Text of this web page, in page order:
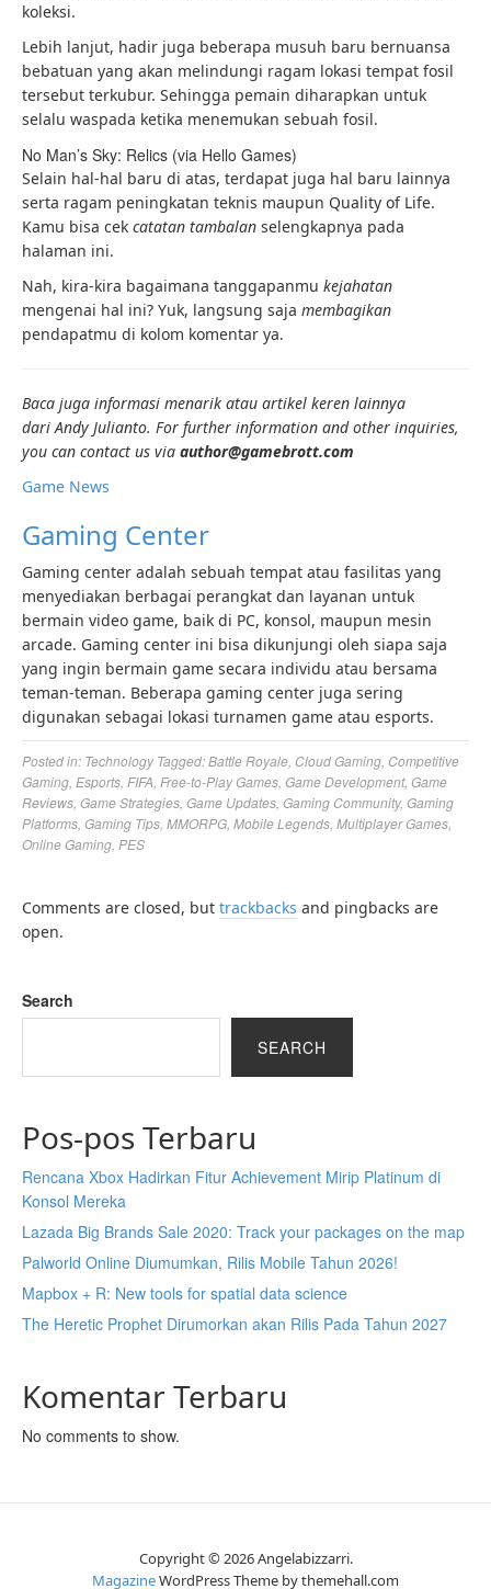
koleksi.
Lebih lanjut, hadir juga beberapa musuh baru bernuansa
bebatuan yang akan melindungi ragam lokasi tempat fosil
tersebut terkubur. Sehingga pemain diharapkan untuk
selalu waspada ketika menemukan sebuah fosil.
No Man’s Sky: Relics (via Hello Games)
Selain hal-hal baru di atas, terdapat juga hal baru lainnya
serta ragam peningkatan teknis maupun Quality of Life.
Kamu bisa cek catatan tambalan selengkapnya pada
halaman ini.
Nah, kira-kira bagaimana tanggapanmu kejahatan
mengenai hal ini? Yuk, langsung saja membagikan
pendapatmu di kolom komentar ya.
Baca juga informasi menarik atau artikel keren lainnya
dari Andy Julianto. For further information and other inquiries,
you can contact us via author@gamebrott.com
Game News
Gaming Center
Gaming center adalah sebuah tempat atau fasilitas yang
menyediakan berbagai perangkat dan layanan untuk
bermain video game, baik di PC, konsol, maupun mesin
arcade. Gaming center ini bisa dikunjungi oleh siapa saja
yang ingin bermain game secara individu atau bersama
teman-teman. Beberapa gaming center juga sering
digunakan sebagai lokasi turnamen game atau esports.
Posted in: Technology Tagged:Battle Royale Cloud Gaming Competitive
Gaming Esports FIFA Free-to-Play Games Game Development, Game
Reviews Game Strategies Game Updates Gaming Community, Gaming
Platforms Gaming Tips MMORPG Mobile Legends Multiplayer Games
Online Gaming PES
Comments are closed, but trackbacks and pingbacks are
open.
Search
SEARCH
Pos-pos Terbaru
Rencana Xbox Hadirkan Fitur Achievement Mirip Platinum di
Konsol Mereka
Lazada Big Brands Sale 2020: Track your packages on the map
Palworld Online Diumumkan, Rilis Mobile Tahun 2026!
Mapbox + R: New tools for spatial data science
The Heretic Prophet Dirumorkan akan Rilis Pada Tahun 2027
Komentar Terbaru
No comments to show.
Copyright © 2026 Angelabizzarri.
MagazineWordPress Theme by themehall.com